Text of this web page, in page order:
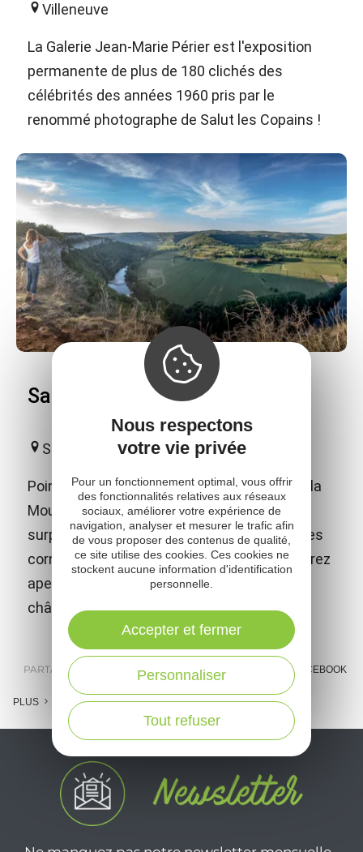
Villeneuve
La Galerie Jean-Marie Périer est l'exposition
permanente de plus de 180 clichés des
célébrités des années 1960 pris par le
renommé photographe de Salut les Copains !
Saut de la Mounine
Saujac
Point de vue sur la vallée du Lot. Le Saut de la
Mounine est le belvédère du Causse,
surplombant de 150m la plaine alluviale et les
corniches du Causse de Gréalou. Vous pourrez
apercevoir le village de Montbrun et son
château face au point de vue.
PARTAGER : E-MAIL MESSENGER FACEBOOK
PLUS
Nous respectons
votre vie privée
Pour un fonctionnement optimal, vous offrir
des fonctionnalités relatives aux réseaux
sociaux, améliorer votre expérience de
navigation, analyser et mesurer le trafic afin
de vous proposer des contenus de qualité,
ce site utilise des cookies. Ces cookies ne
stockent aucune information d'identification
personnelle.
Tout refuser
Personnaliser
Accepter et fermer